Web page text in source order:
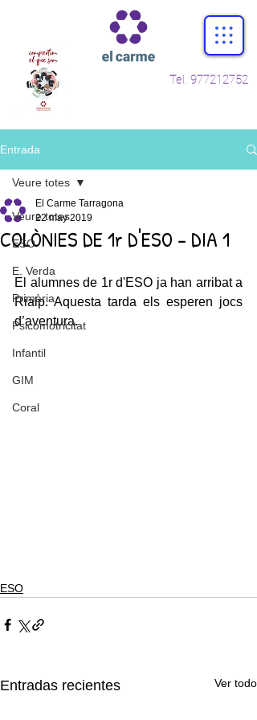
Tel. 977212752
Entrada
Veure totes
ESO
E. Verda
Primària
Psicomotricitat
Infantil
GIM
Coral
Veure totes
COLÒNIES DE 1r D'ESO - DIA 1
El Carme Tarragona
22 may 2019
El alumnes de 1r d'ESO ja han arribat a
Rialp. Aquesta tarda els esperen jocs
d’aventura.
ESO
Entradas recientes Ver todo